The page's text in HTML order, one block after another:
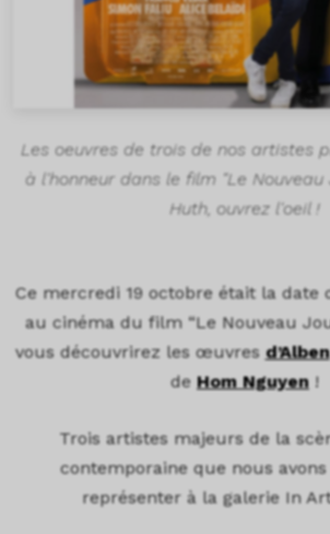
Les oeuvres de trois de nos artistes
à l'honneur dans le film "Le
Huth, ouvrez l'oeil !
Ce mercredi 19 octobre était la date
au cinéma du film “Le Nouveau
vous découvrirez les œuvres d’Alben
de Hom Nguyen !
Trois artistes majeurs de la
contemporaine que nous
représenter à la galerie In